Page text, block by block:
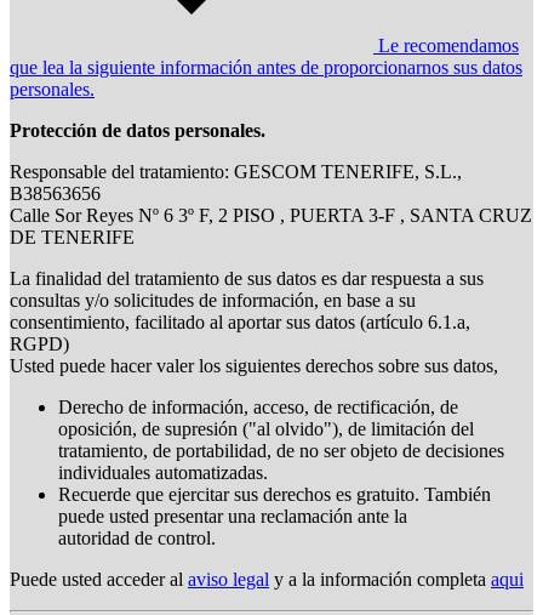
Le recomendamos
que lea la siguiente información antes de proporcionarnos sus datos
personales.
Protección de datos personales.
Responsable del tratamiento: GESCOM TENERIFE, S.L.,
B38563656
Calle Sor Reyes Nº 6 3º F, 2 PISO , PUERTA 3-F , SANTA CRUZ
DE TENERIFE
La finalidad del tratamiento de sus datos es dar respuesta a sus
consultas y/o solicitudes de información, en base a su
consentimiento, facilitado al aportar sus datos (artículo 6.1.a,
RGPD)
Usted puede hacer valer los siguientes derechos sobre sus datos,
Derecho de información, acceso, de rectificación, de
oposición, de supresión ("al olvido"), de limitación del
tratamiento, de portabilidad, de no ser objeto de decisiones
individuales automatizadas.
Recuerde que ejercitar sus derechos es gratuito. También
puede usted presentar una reclamación ante la
autoridad de control.
Puede usted acceder al aviso legal y a la información completa aqui